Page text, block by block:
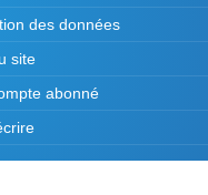
des données
site
abonné